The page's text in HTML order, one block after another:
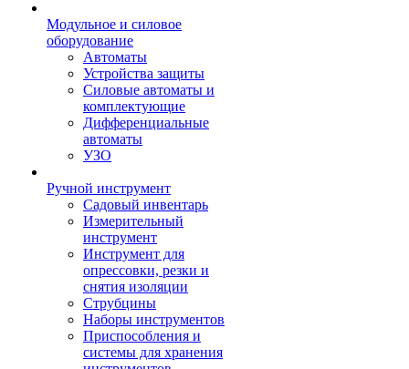
Модульное и силовое
оборудование
Автоматы
Устройства защиты
Силовые автоматы и
комплектующие
Дифференциальные
автоматы
УЗО
Ручной инструмент
Садовый инвентарь
Измерительный
инструмент
Инструмент для
опрессовки, резки и
снятия изоляции
Струбцины
Наборы инструментов
Приспособления и
системы для хранения